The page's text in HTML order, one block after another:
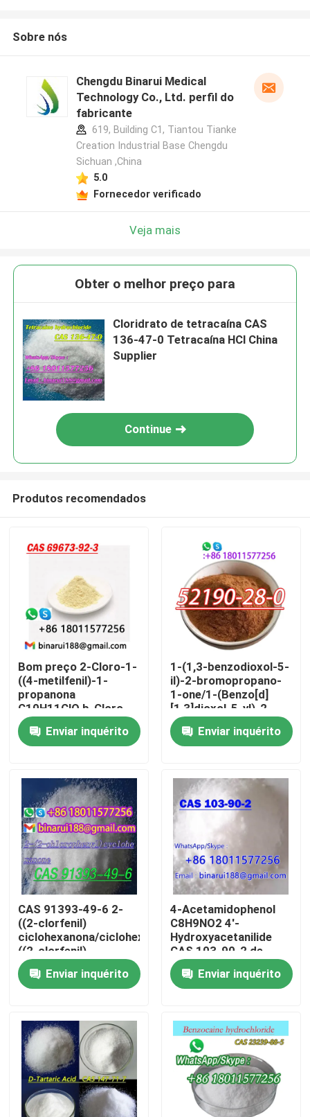
Para casa
Vídeos
Sobre nós
Visita à fábrica
Controle de qualidade
Solicite um orçamento
Matérias-primas químicas diárias
Matéria prima inorgánica dos produtos químicos
intermediários químicos finos
Sobre nós
Chengdu Binarui Medical
Technology Co., Ltd. perfil do
fabricante
619, Building C1, Tiantou Tianke
Creation Industrial Base Chengdu
Sichuan ,China
5.0
Fornecedor verificado
Veja mais
Obter o melhor preço para
Cloridrato de tetracaína CAS
136-47-0 Tetracaína HCl China
Supplier
Continue
Produtos recomendados
Bom preço 2-Cloro-1-
((4-metilfenil)-1-
propanona
C10H11ClO b-Cloro-
4-metilpropiophenona
Cas 69673-92-3
Enviar inquérito
1-(1,3-benzodioxol-5-
il)-2-bromopropano-
1-one/1-(Benzo[d]
[1,3]dioxol-5-yl)-2-
bromopropano-1-one
CAS 52190-28-0
Enviar inquérito
CAS 91393-49-6 2-
((2-clorfenil)
ciclohexanona/ciclohexanona,2-
((2-clorfenil)
Enviar inquérito
4-Acetamidophenol
C8H9NO2 4'-
Hydroxyacetanilide
CAS 103-90-2 de
qualidade superior
Enviar inquérito